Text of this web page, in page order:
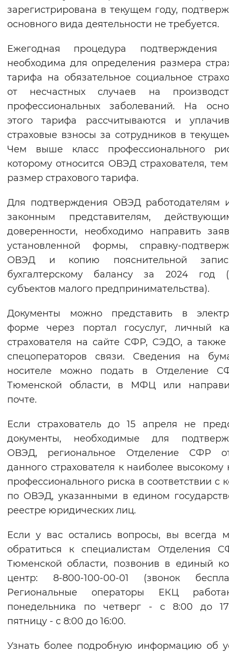
зарегистрирована в текущем году,
основного вида деятельности не требуется.
Ежегодная процедура
необходима для определения размера
тарифа на обязательное социальное
от несчастных случаев на
профессиональных заболеваний. На
этого тарифа рассчитываются и
страховые взносы за сотрудников в
Чем выше класс профессионального
которому относится ОВЭД страхователя,
размер страхового тарифа.
Для подтверждения ОВЭД работодателям
законным представителям,
доверенности, необходимо направить
установленной формы, справку-
ОВЭД и копию пояснительной
бухгалтерскому балансу за 2024 год
субъектов малого предпринимательства).
Документы можно представить в
форме через портал госуслуг, личный
страхователя на сайте СФР, СЭДО, а также
спецоператоров связи. Сведения на
носителе можно подать в Отделение
Тюменской области, в МФЦ или
почте.
Если страхователь до 15 апреля не
документы, необходимые для
ОВЭД, региональное Отделение СФР
данного страхователя к наиболее высокому
профессионального риска в соответствии с
по ОВЭД, указанными в едином
реестре юридических лиц.
Если у вас остались вопросы, вы всегда
обратиться к специалистам Отделения
Тюменской области, позвонив в единый
центр: 8-800-100-00-01 (звонок
Региональные операторы ЕКЦ
понедельника по четверг - с 8:00 до
пятницу - с 8:00 до 16:00.
Узнать более подробную информацию об